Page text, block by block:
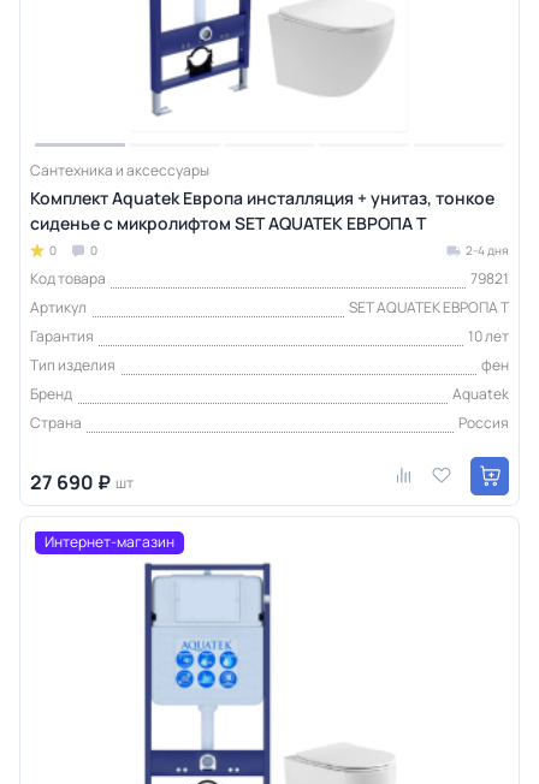
Сантехника и аксессуары
Комплект Aquatek Европа инсталляция + унитаз, тонкое
сиденье с микролифтом SET AQUATEK ЕВРОПА T
0 0 2-4 дня
Код товара
79821
Артикул
SET AQUATEK ЕВРОПА T
Гарантия
10 лет
Тип изделия
фен
Бренд
Aquatek
Страна
Россия
27 690 ₽ шт
Интернет-магазин